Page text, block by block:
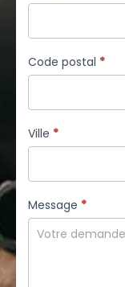
Code postal *
Ville *
Message *